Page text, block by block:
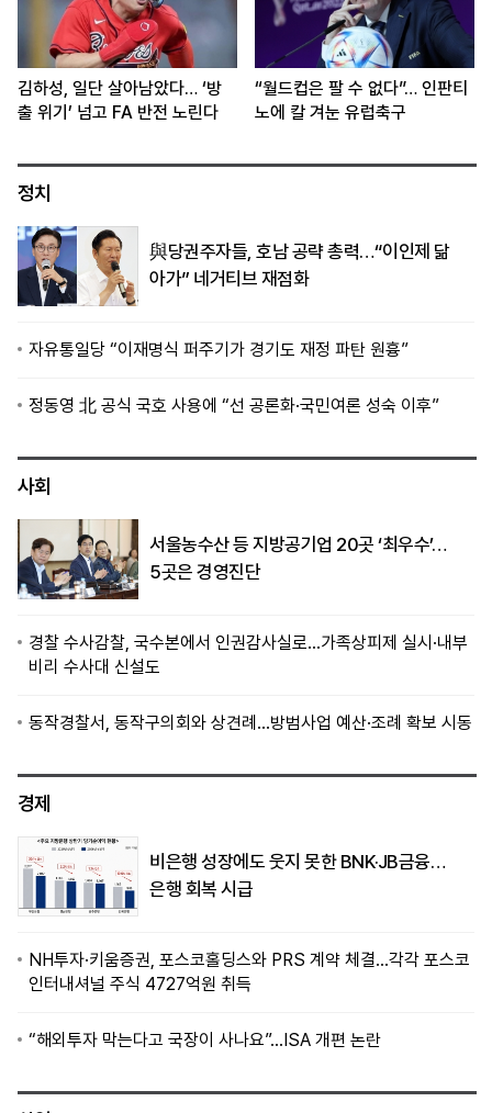
김하성, 일단 살아남았다… ‘방
출 위기’ 넘고 FA 반전 노린다
“월드컵은 팔 수 없다”… 인판티
노에 칼 겨눈 유럽축구
정치
與당권주자들, 호남 공략 총력…“이인제 닮
아가” 네거티브 재점화
자유통일당 “이재명식 퍼주기가 경기도 재정 파탄 원흉”
정동영 北 공식 국호 사용에 “선 공론화·국민여론 성숙 이후”
사회
서울농수산 등 지방공기업 20곳 ‘최우수’…
5곳은 경영진단
경찰 수사감찰, 국수본에서 인권감사실로…가족상피제 실시·내부
비리 수사대 신설도
동작경찰서, 동작구의회와 상견례…방범사업 예산·조례 확보 시동
경제
비은행 성장에도 웃지 못한 BNK·JB금융…
은행 회복 시급
NH투자·키움증권, 포스코홀딩스와 PRS 계약 체결…각각 포스코
인터내셔널 주식 4727억원 취득
“해외투자 막는다고 국장이 사나요”…ISA 개편 논란